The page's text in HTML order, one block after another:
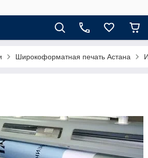
Широкоформатная печать Астана